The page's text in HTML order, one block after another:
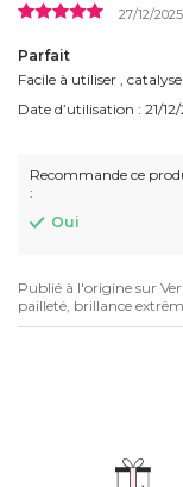
27/12/2025
Parfait
Facile à utiliser ,
Date d’utilisation : 21/
Recommande ce
:
Oui
Publié à l'origine sur
pailleté, brillance